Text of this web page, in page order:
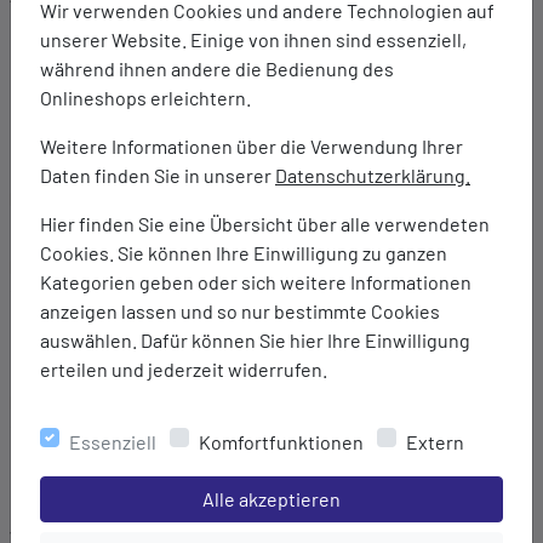
Wir verwenden Cookies und andere Technologien auf
unserer Website. Einige von ihnen sind essenziell,
während ihnen andere die Bedienung des
Onlineshops erleichtern.
Weitere Informationen über die Verwendung Ihrer
Daten finden Sie in unserer Datenschutzerklärung.
Hier finden Sie eine Übersicht über alle verwendeten
Cookies. Sie können Ihre Einwilligung zu ganzen
Kategorien geben oder sich weitere Informationen
anzeigen lassen und so nur bestimmte Cookies
auswählen. Dafür können Sie hier Ihre Einwilligung
erteilen und jederzeit widerrufen.
Essenziell Komfortfunktionen Extern
Einstellungen speichern für die Gruppe
Alle akzeptieren
Aus langlebigem, wasserfestem Vinylon F-Material
Hauptfach mit Innentasche und Schlüsselclip
Zwei Außentaschen mit Reißverschluss
Verstellbarer Hüftgurt und Griff oben
Namensschild innen
Fjällräven
Material:
100% Vinylal (Vinylon F)
Innenmaterial: 100% Polyamid (70D, recycelt)
12 x 18 x 9 cm
Länge Hüftgürtel: 108 cm
Volumen: